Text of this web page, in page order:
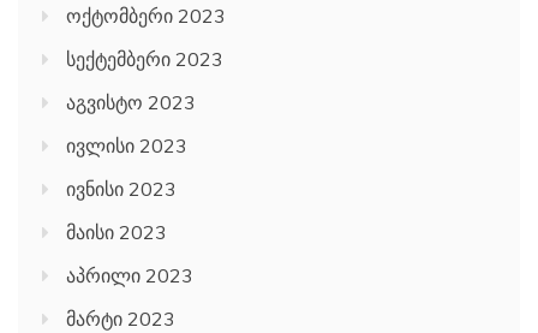
ოქტომბერი 2023
სექტემბერი 2023
აგვისტო 2023
ივლისი 2023
ივნისი 2023
მაისი 2023
აპრილი 2023
მარტი 2023